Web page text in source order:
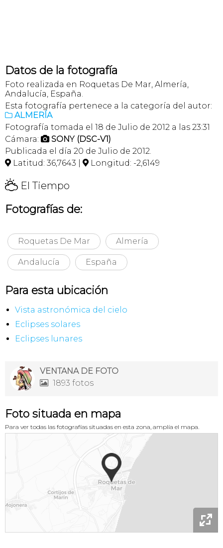
Datos de la fotografía
Foto realizada en Roquetas De Mar, Almería,
Andalucía, España.
Esta fotografía pertenece a la categoría del autor:
 ALMERÍA
Fotografía tomada el 18 de Julio de 2012 a las 23:31
Cámara:  SONY (DSC-V1)
Publicada el día 20 de Julio de 2012.
 Latitud: 36,7643 |  Longitud: -2,6149
H El Tiempo
Fotografías de:
Roquetas De Mar Almería
Andalucía España
Para esta ubicación
Vista astronómica del cielo
Eclipses solares
Eclipses lunares
VENTANA DE FOTO
 1893 fotos
Foto situada en mapa
Para ver todas las fotografías situadas en esta zona, amplía el mapa.
